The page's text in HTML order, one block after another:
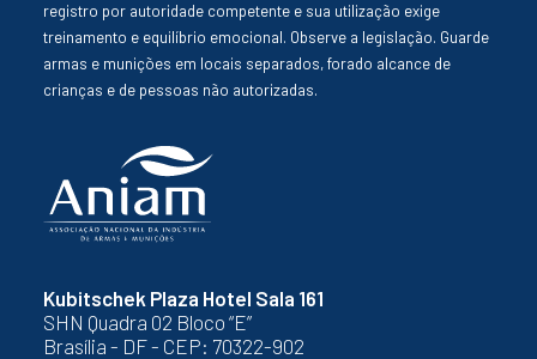
Kubitschek Plaza Hotel Sala 161
SHN Quadra 02 Bloco “E”
Brasília - DF - CEP: 70322-902
registro por autoridade competente e sua utilização exige
treinamento e equilíbrio emocional. Observe a legislação. Guarde
armas e munições em locais separados, forado alcance de
crianças e de pessoas não autorizadas.